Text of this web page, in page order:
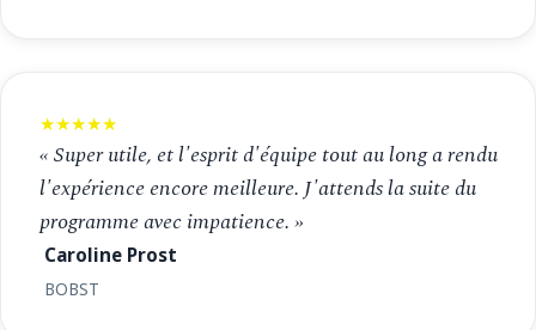
★★★★★
« Super utile, et l'esprit d'équipe tout au long a rendu
l'expérience encore meilleure. J'attends la suite du
programme avec impatience. »
Caroline Prost
BOBST